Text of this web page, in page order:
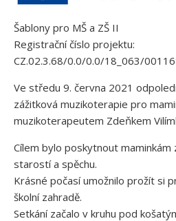
Šablony pro MŠ a ZŠ II
Registrační číslo projektu:
CZ.02.3.68/0.0/0.0/18_063/
Ve středu 9. června 2021
zážitková muzikoterapie pro
muzikoterapeutem Zdeňkem
Cílem bylo poskytnout
starostí a spěchu.
Krásné počasí umožnilo prožít si
školní zahradě.
Setkání začalo v kruhu pod